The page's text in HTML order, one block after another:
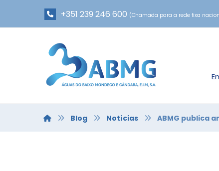
+351 239 246 600 (Chamada para a rede fixa
Blog Notícias ABMG publica